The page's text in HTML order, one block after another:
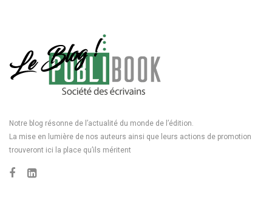
Notre blog résonne de l’actualité du monde de l’édition.
La mise en lumière de nos auteurs ainsi que leurs actions de promotion
trouveront ici la place qu’ils méritent